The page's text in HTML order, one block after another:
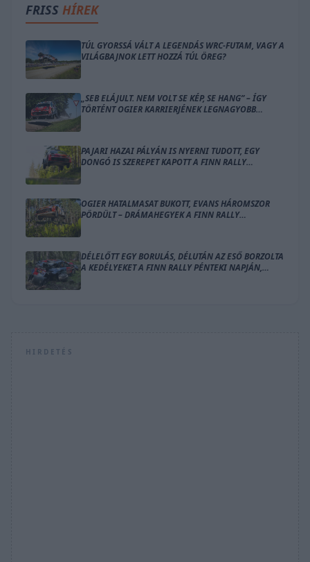
FRISS HÍREK
TÚL GYORSSÁ VÁLT A LEGENDÁS WRC-FUTAM, VAGY A
VILÁGBAJNOK LETT HOZZÁ TÚL ÖREG?
„SEB ELÁJULT. NEM VOLT SE KÉP, SE HANG” – ÍGY
TÖRTÉNT OGIER KARRIERJÉNEK LEGNAGYOBB
PAJARI HAZAI PÁLYÁN IS NYERNI TUDOTT, EGY
DONGÓ IS SZEREPET KAPOTT A FINN RALLY
OGIER HATALMASAT BUKOTT, EVANS HÁROMSZOR
PÖRDÜLT – DRÁMAHEGYEK A FINN RALLY
DÉLELŐTT EGY BORULÁS, DÉLUTÁN AZ ESŐ BORZOLTA
A KEDÉLYEKET A FINN RALLY PÉNTEKI NAPJÁN,
HIRDETÉS